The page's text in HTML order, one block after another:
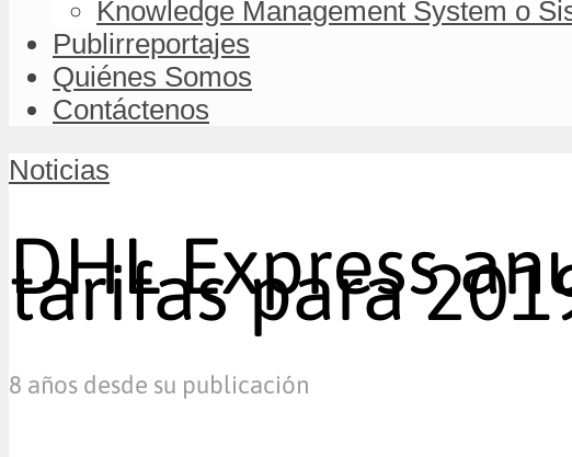
Knowledge Management System o
Publirreportajes
Quiénes Somos
Contáctenos
Noticias
DHL Express
tarifas para
8 años desde su publicación